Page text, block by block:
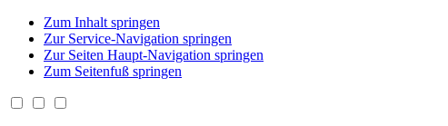
Zum Inhalt springen
Zur Service-Navigation springen
Zur Seiten Haupt-Navigation springen
Zum Seitenfuß springen